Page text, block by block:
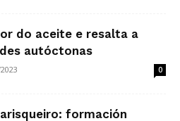
do aceite e resalta a
autóctonas
0
formación